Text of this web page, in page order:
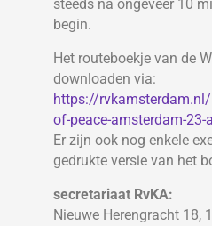
steeds na ongeveer 10
begin.
Het routeboekje van de
downloaden via:
https://
of-peace-amsterdam-
Er zijn ook nog enkele
gedrukte versie van het
secretariaat RvKA:
Nieuwe Herengracht 18,